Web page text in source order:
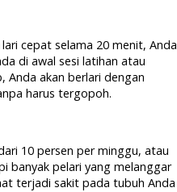
cepat selama 20 menit, Anda
di awal sesi latihan atau
Anda akan berlari dengan
harus tergopoh.
10 persen per minggu, atau
banyak pelari yang melanggar
terjadi sakit pada tubuh Anda